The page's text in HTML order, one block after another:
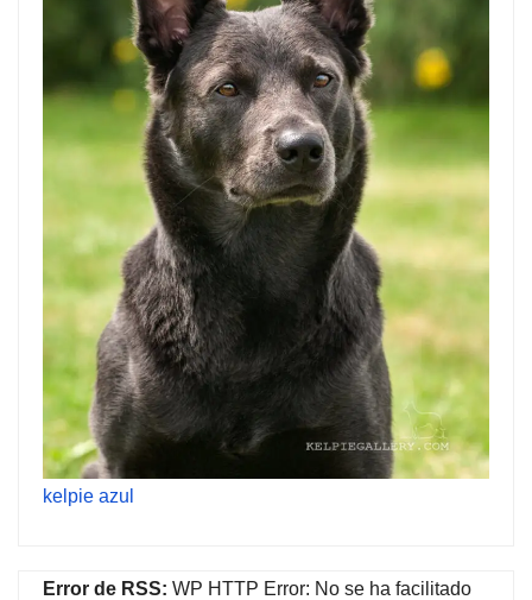
kelpie azul
Error de RSS: WP HTTP Error: No se ha facilitado